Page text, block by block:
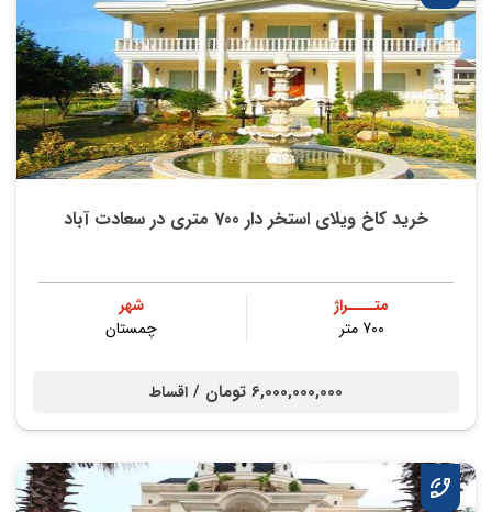
خرید کاخ ویلای استخر دار 700 متری در سعادت آباد
متــــراژ
700 متر
شهر
چمستان
6,000,000,000 تومان / اقساط